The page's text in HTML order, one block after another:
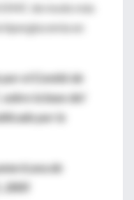
de modo más
en
el Comité de
la base del
por la
de